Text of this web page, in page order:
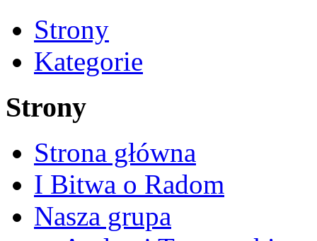
Strony
Kategorie
Strony
Strona główna
I Bitwa o Radom
Nasza grupa